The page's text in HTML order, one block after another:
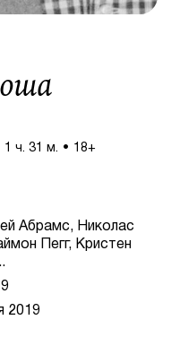
1 ч. 31 м. 18+
Абрамс, Николас
Пегг, Кристен
2019